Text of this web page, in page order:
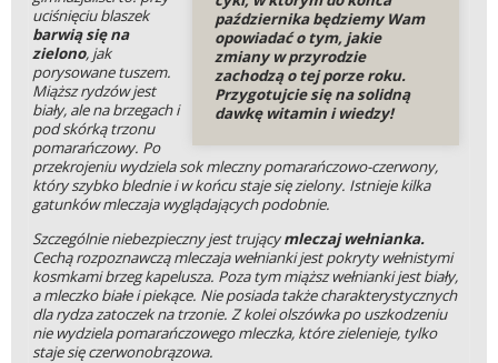
października będziemy Wam
opowiadać o tym, jakie
zmiany w przyrodzie
zachodzą o tej porze roku.
Przygotujcie się na solidną
dawkę witamin i wiedzy!
uciśnięciu blaszek
barwią się na
zielono, jak
porysowane tuszem.
Miąższ rydzów jest
biały, ale na brzegach i
pod skórką trzonu
pomarańczowy. Po
przekrojeniu wydziela sok mleczny pomarańczowo-czerwony,
który szybko blednie i w końcu staje się zielony. Istnieje kilka
gatunków mleczaja wyglądających podobnie.
Szczególnie niebezpieczny jest trującymleczaj wełnianka.
Cechą rozpoznawczą mleczaja wełnianki jest pokryty wełnistymi
kosmkami brzeg kapelusza. Poza tym miąższ wełnianki jest biały,
a mleczko białe i piekące. Nie posiada także charakterystycznych
dla rydza zatoczek na trzonie. Z kolei olszówka po uszkodzeniu
nie wydziela pomarańczowego mleczka, które zielenieje, tylko
staje się czerwonobrązowa.